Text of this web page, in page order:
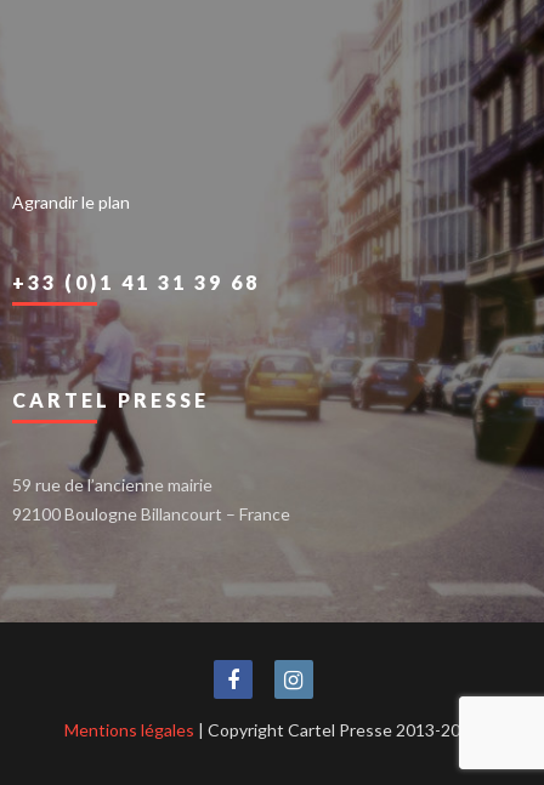
Agrandir le plan
+33 (0)1 41 31 39 68
CARTEL PRESSE
59 rue de l’ancienne mairie
92100 Boulogne Billancourt – France
Mentions légales | Copyright Cartel Presse 2013-2021